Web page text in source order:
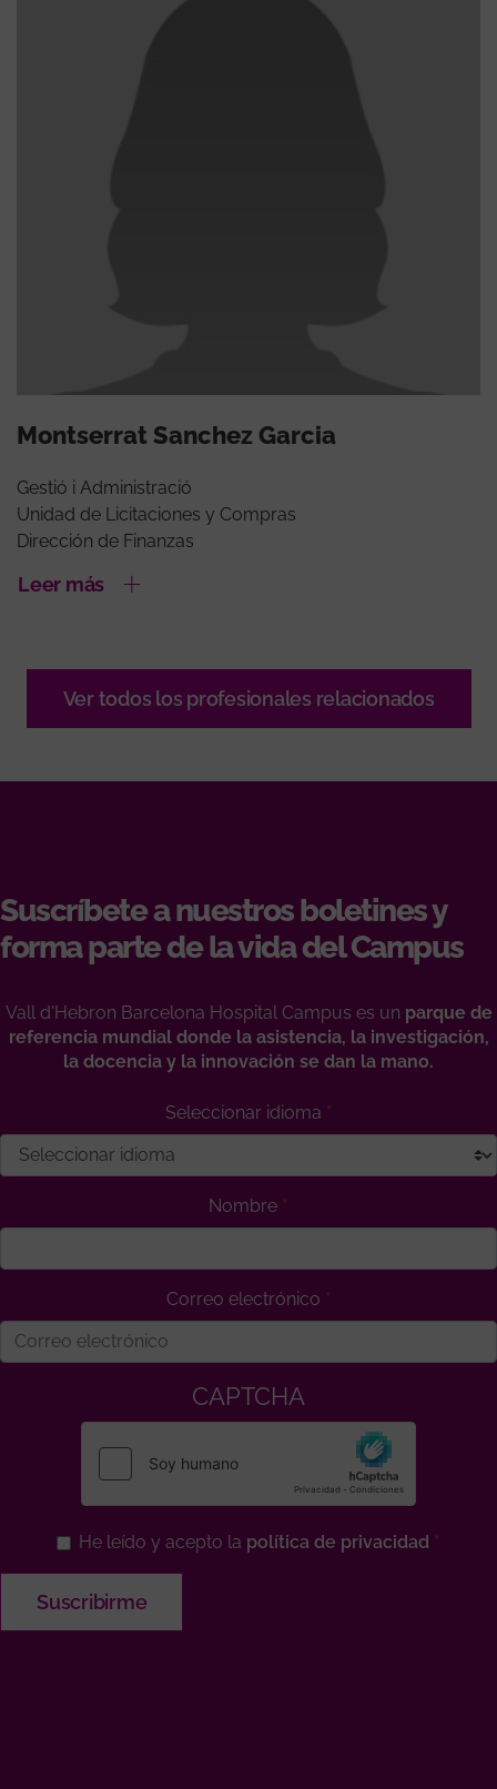
Montserrat Sanchez Garcia
Gestió i Administració
Unidad de Licitaciones y Compras
Dirección de Finanzas
Leer más
Ver todos los profesionales relacionados
Suscríbete a nuestros boletines y
forma parte de la vida del Campus
Vall d'Hebron Barcelona Hospital Campus es un parque de
referencia mundial donde la asistencia, la investigación,
la docencia y la innovación se dan la mano.
Seleccionar idioma
Nombre
Correo electrónico
CAPTCHA
He leído y acepto la política de privacidad